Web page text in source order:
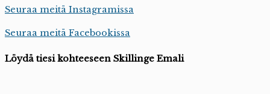
Seuraa meitä Instagramissa
Seuraa meitä Facebookissa
Löydä tiesi kohteeseen Skillinge Emali